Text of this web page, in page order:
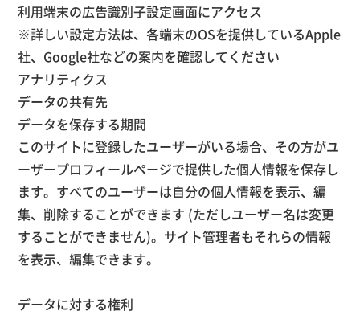
利用端末の広告識別子設定画面にアクセス
※詳しい設定方法は、各端末のOSを提供しているApple
社、Google社などの案内を確認してください
アナリティクス
データの共有先
データを保存する期間
このサイトに登録したユーザーがいる場合、その方がユ
ーザープロフィールページで提供した個人情報を保存し
ます。すべてのユーザーは自分の個人情報を表示、編
集、削除することができます (ただしユーザー名は変更
することができません)。サイト管理者もそれらの情報
を表示、編集できます。
データに対する権利